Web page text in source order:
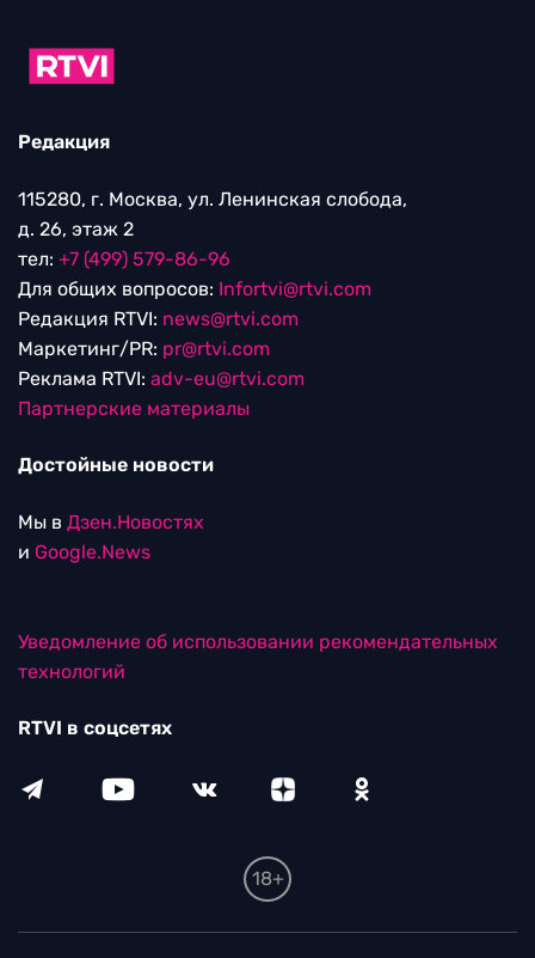
Редакция
115280, г. Москва, ул. Ленинская слобода,
д. 26, этаж 2
тел: +7 (499) 579-86-96
Для общих вопросов: Infortvi@rtvi.com
Редакция RTVI: news@rtvi.com
Маркетинг/PR: pr@rtvi.com
Реклама RTVI: adv-eu@rtvi.com
Партнерские материалы
Достойные новости
Мы в Дзен.Новостях
и Google.News
Уведомление об использовании рекомендательных
технологий
RTVI в соцсетях
18+